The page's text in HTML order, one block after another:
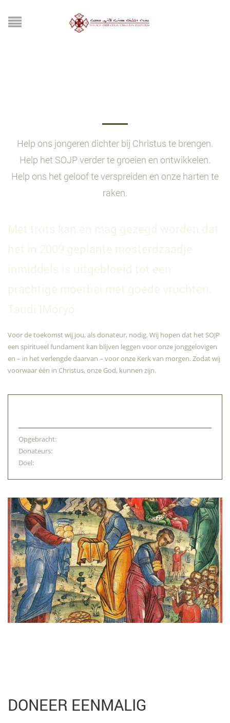
Help ons jongeren dichter bij Christus te brengen.
Help het SOJP verder te groeien en ontwikkelen.
Help ons het geloof te verspreiden en onze harten te
raken.
Voor de toekomst wij jou, als donateur, nodig. Wij hopen dat het SOJP
een spiritueel fundament kan blijven leggen voor onze jonggelovigen
en – in het verlengde daarvan – voor onze Kerk van morgen. Zodat wij
voorwaar één in Christus, onze God, kunnen zijn.
Opgebracht:
Donateurs:
Doel:
DONEER EENMALIG